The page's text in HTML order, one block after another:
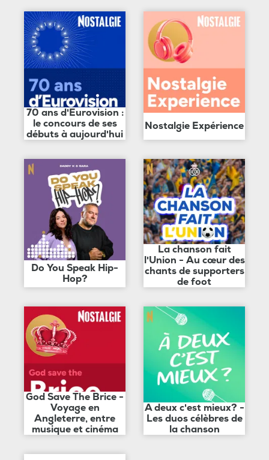
70 ans d'Eurovision :
le concours de ses
débuts à aujourd'hui
Nostalgie Expérience
Do You Speak Hip-
Hop?
La chanson fait
l'Union - Au cœur des
chants de supporters
de foot
God Save The Brice -
Voyage en
Angleterre, entre
musique et cinéma
A deux c'est mieux? -
Les duos célèbres de
la chanson